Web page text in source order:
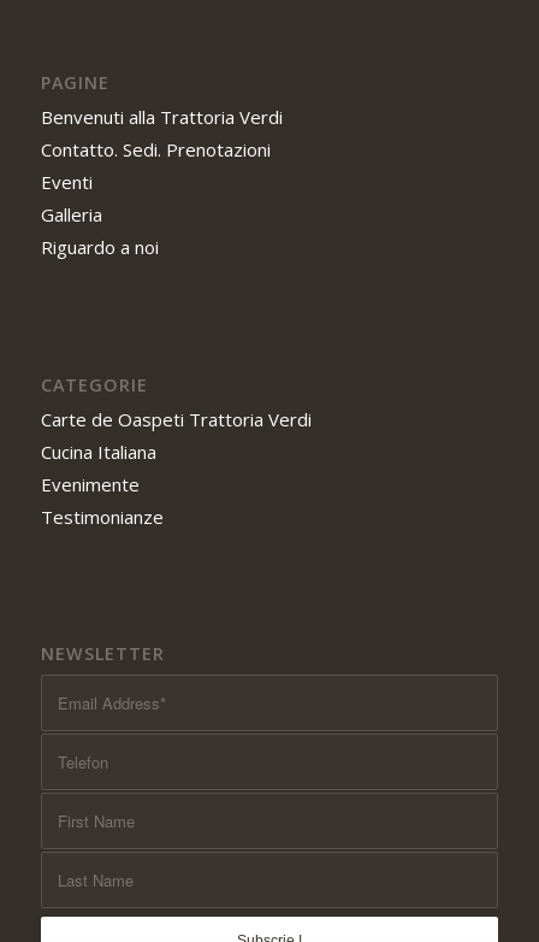
PAGINE
Benvenuti alla Trattoria Verdi
Contatto. Sedi. Prenotazioni
Eventi
Galleria
Riguardo a noi
CATEGORIE
Carte de Oaspeti Trattoria Verdi
Cucina Italiana
Evenimente
Testimonianze
NEWSLETTER